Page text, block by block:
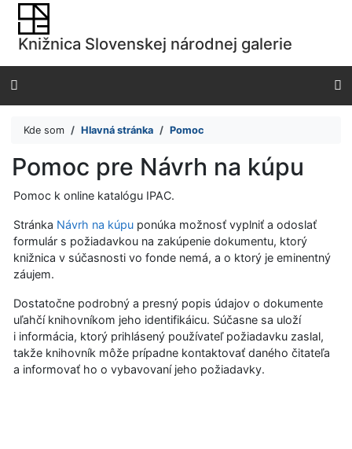
Prejsť na obsah
Prejsť na menu
Prehlásenie o webovej prístupnosti
Knižnica Slovenskej národnej galerie
Kde som Hlavná stránka Pomoc
Pomoc pre Návrh na kúpu
Pomoc k online katalógu IPAC.
Stránka Návrh na kúpu ponúka možnosť vyplniť a odoslať
formulár s požiadavkou na zakúpenie dokumentu, ktorý
knižnica v súčasnosti vo fonde nemá, a o ktorý je eminentný
záujem.
Dostatočne podrobný a presný popis údajov o dokumente
uľahčí knihovníkom jeho identifikáicu. Súčasne sa uloží
i informácia, ktorý prihlásený používateľ požiadavku zaslal,
takže knihovník môže prípadne kontaktovať daného čitateľa
a informovať ho o vybavovaní jeho požiadavky.